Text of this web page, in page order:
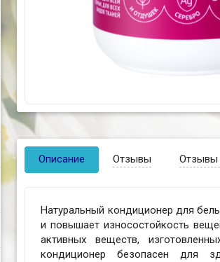
Описание Отзывы Отзывы
Натуральный кондиционер для
и повышает износостойкость
активных веществ,
кондиционер безопасен для